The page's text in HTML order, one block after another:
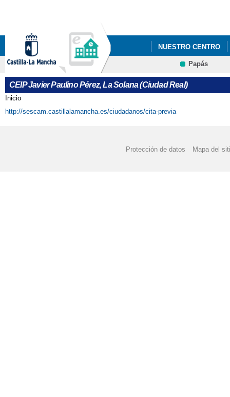
NUESTRO CENTRO
PROYECTOS
Papás
CEIP Javier Paulino Pérez, La Solana (Ciudad Real)
Se encuentra usted aquí
Inicio
http://sescam.castillalamancha.es/ciudadanos/cita-previa
Protección de datos Mapa del